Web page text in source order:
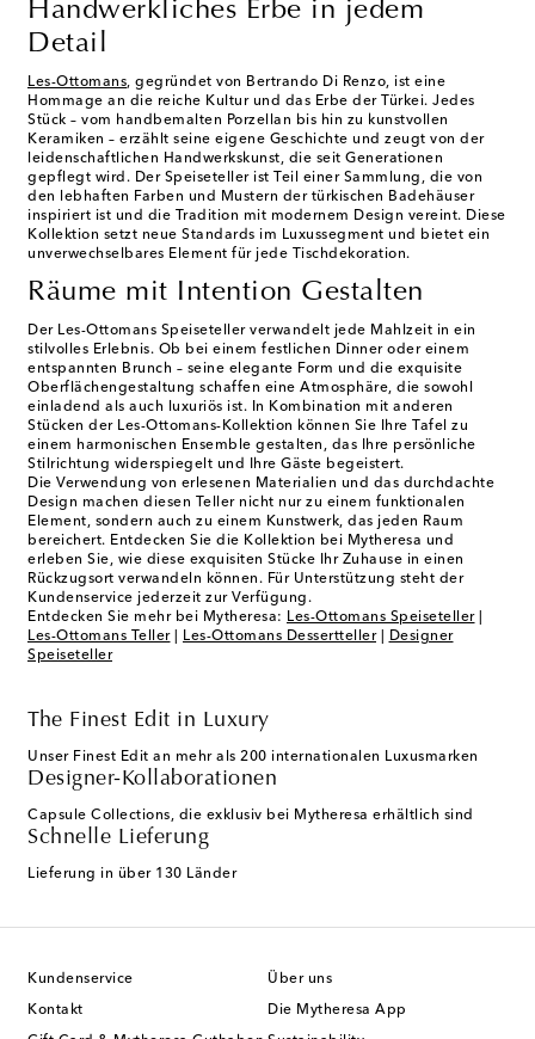
Handwerkliches Erbe in jedem
Detail
Les-Ottomans, gegründet von Bertrando Di Renzo, ist eine
Hommage an die reiche Kultur und das Erbe der Türkei. Jedes
Stück – vom handbemalten Porzellan bis hin zu kunstvollen
Keramiken – erzählt seine eigene Geschichte und zeugt von der
leidenschaftlichen Handwerkskunst, die seit Generationen
gepflegt wird. Der Speiseteller ist Teil einer Sammlung, die von
den lebhaften Farben und Mustern der türkischen Badehäuser
inspiriert ist und die Tradition mit modernem Design vereint. Diese
Kollektion setzt neue Standards im Luxussegment und bietet ein
unverwechselbares Element für jede Tischdekoration.
Räume mit Intention Gestalten
Der Les-Ottomans Speiseteller verwandelt jede Mahlzeit in ein
stilvolles Erlebnis. Ob bei einem festlichen Dinner oder einem
entspannten Brunch – seine elegante Form und die exquisite
Oberflächengestaltung schaffen eine Atmosphäre, die sowohl
einladend als auch luxuriös ist. In Kombination mit anderen
Stücken der Les-Ottomans-Kollektion können Sie Ihre Tafel zu
einem harmonischen Ensemble gestalten, das Ihre persönliche
Stilrichtung widerspiegelt und Ihre Gäste begeistert.
Die Verwendung von erlesenen Materialien und das durchdachte
Design machen diesen Teller nicht nur zu einem funktionalen
Element, sondern auch zu einem Kunstwerk, das jeden Raum
bereichert. Entdecken Sie die Kollektion bei Mytheresa und
erleben Sie, wie diese exquisiten Stücke Ihr Zuhause in einen
Rückzugsort verwandeln können. Für Unterstützung steht der
Kundenservice jederzeit zur Verfügung.
Entdecken Sie mehr bei Mytheresa: Les-Ottomans Speiseteller|
Les-Ottomans Teller| Les-Ottomans Dessertteller|
Designer
Speiseteller
The Finest Edit in Luxury
Unser Finest Edit an mehr als 200 internationalen Luxusmarken
Designer-Kollaborationen
Capsule Collections, die exklusiv bei Mytheresa erhältlich sind
Schnelle Lieferung
Lieferung in über 130 Länder
Kundenservice
Kontakt
Über uns
Die Mytheresa App